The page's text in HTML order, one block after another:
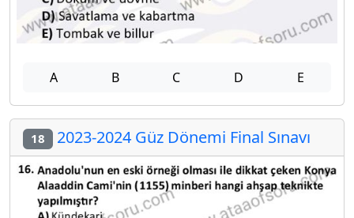
A B C D E
18 2023-2024 Güz Dönemi Final Sınavı